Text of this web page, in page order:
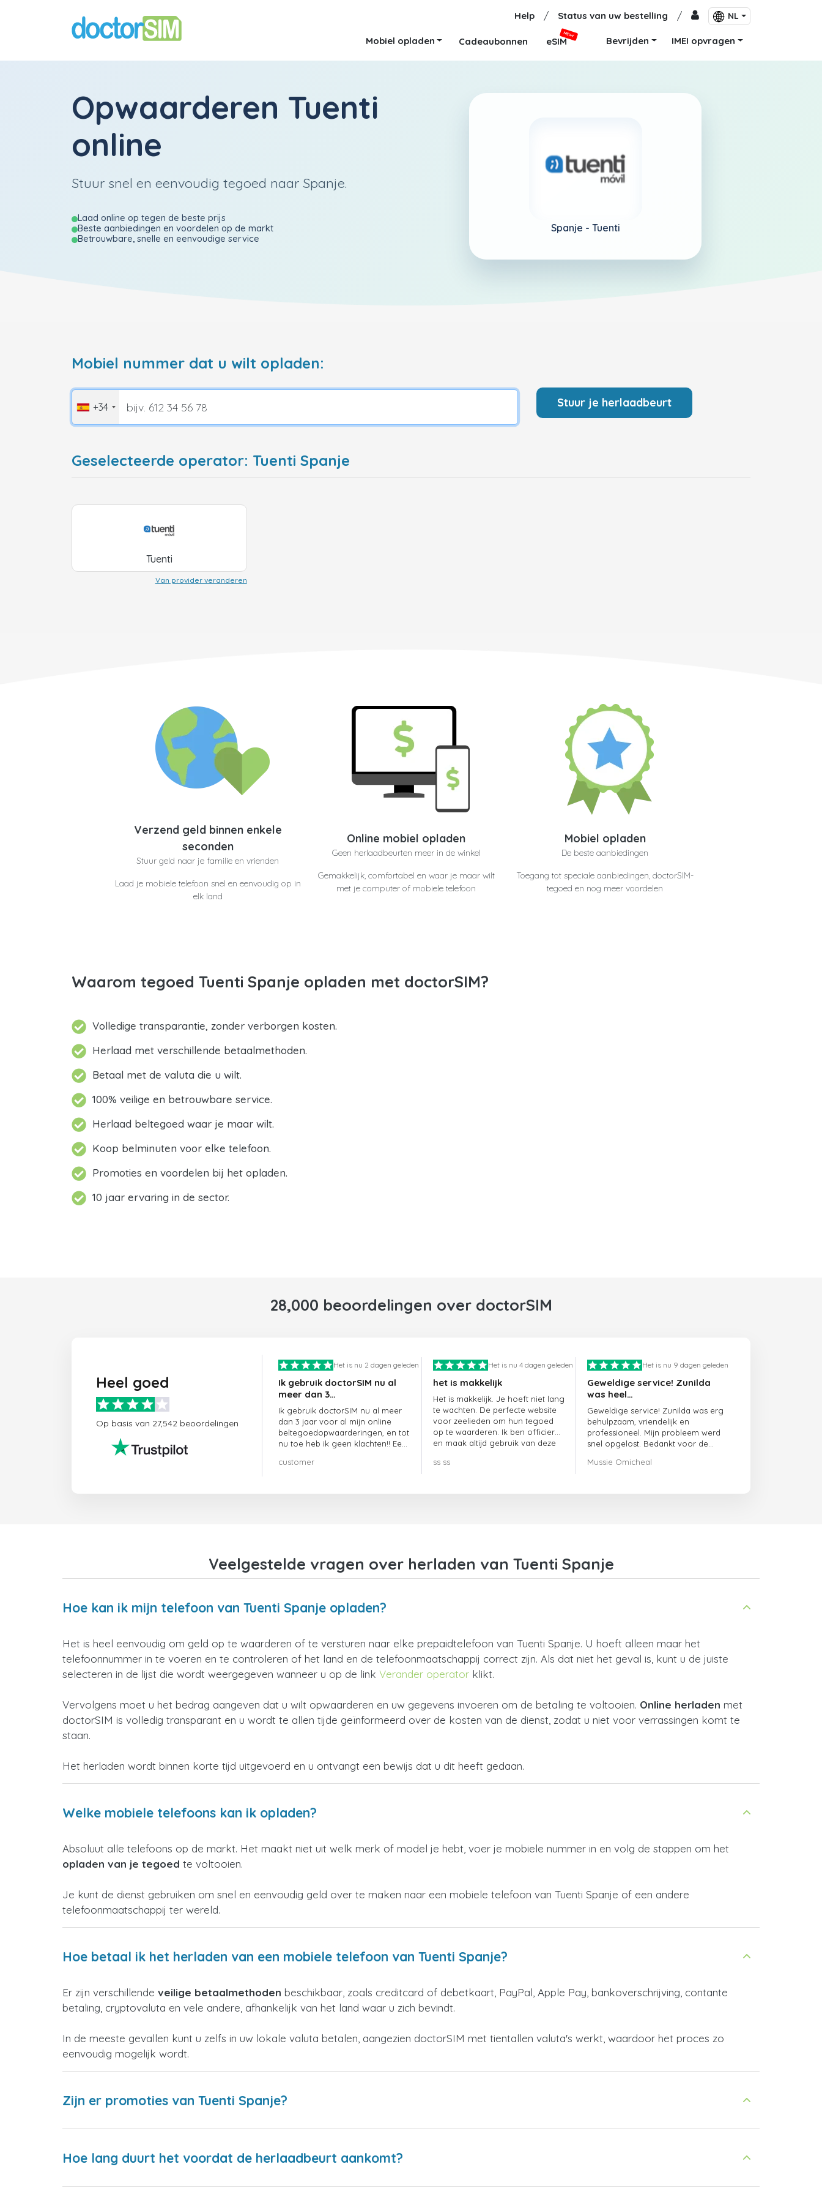
Help / Status van uw bestelling / NL
Mobiel opladen Cadeaubonnen eSIM
NIEUW
Bevrijden IMEI opvragen
Opwaarderen Tuenti
online
Stuur snel en eenvoudig tegoed naar Spanje.
Laad online op tegen de beste prijs
Beste aanbiedingen en voordelen op de markt
Betrouwbare, snelle en eenvoudige service
Spanje - Tuenti
Mobiel nummer dat u wilt opladen:
+34 Stuur je herlaadbeurt
Geselecteerde operator: Tuenti Spanje
Tuenti
Van provider veranderen
Verzend geld binnen enkele
seconden
Stuur geld naar je familie en vrienden
Laad je mobiele telefoon snel en eenvoudig op in
elk land
Online mobiel opladen
Geen herlaadbeurten meer in de winkel
Gemakkelijk, comfortabel en waar je maar wilt
met je computer of mobiele telefoon
Mobiel opladen
De beste aanbiedingen
Toegang tot speciale aanbiedingen, doctorSIM-
tegoed en nog meer voordelen
Waarom tegoed Tuenti Spanje opladen met doctorSIM?
Volledige transparantie, zonder verborgen kosten.
Herlaad met verschillende betaalmethoden.
Betaal met de valuta die u wilt.
100% veilige en betrouwbare service.
Herlaad beltegoed waar je maar wilt.
Koop belminuten voor elke telefoon.
Promoties en voordelen bij het opladen.
10 jaar ervaring in de sector.
28,000 beoordelingen over doctorSIM
Heel goed
Op basis van 27,542 beoordelingen
Het is nu 2 dagen geleden
Ik gebruik doctorSIM nu al
meer dan 3…
Ik gebruik doctorSIM nu al meer
dan 3 jaar voor al mijn online
beltegoedopwaarderingen, en tot
nu toe heb ik geen klachten!! Een
customer
Het is nu 4 dagen geleden
het is makkelijk
Het is makkelijk. Je hoeft niet lang
te wachten. De perfecte website
voor zeelieden om hun tegoed
op te waarderen. Ik ben officier
en maak altijd gebruik van deze
ss ss
Het is nu 9 dagen geleden
Geweldige service! Zunilda
was heel…
Geweldige service! Zunilda was erg
behulpzaam, vriendelijk en
professioneel. Mijn probleem werd
snel opgelost. Bedankt voor de
Mussie Omicheal
Veelgestelde vragen over herladen van Tuenti Spanje
Hoe kan ik mijn telefoon van Tuenti Spanje opladen?
Het is heel eenvoudig om geld op te waarderen of te versturen naar elke prepaidtelefoon van Tuenti Spanje. U hoeft alleen maar het
telefoonnummer in te voeren en te controleren of het land en de telefoonmaatschappij correct zijn. Als dat niet het geval is, kunt u de juiste
selecteren in de lijst die wordt weergegeven wanneer u op de link Verander operator klikt.
Vervolgens moet u het bedrag aangeven dat u wilt opwaarderen en uw gegevens invoeren om de betaling te voltooien. Online herladen met
doctorSIM is volledig transparant en u wordt te allen tijde geïnformeerd over de kosten van de dienst, zodat u niet voor verrassingen komt te
staan.
Het herladen wordt binnen korte tijd uitgevoerd en u ontvangt een bewijs dat u dit heeft gedaan.
Welke mobiele telefoons kan ik opladen?
Absoluut alle telefoons op de markt. Het maakt niet uit welk merk of model je hebt, voer je mobiele nummer in en volg de stappen om het
opladen van je tegoed te voltooien.
Je kunt de dienst gebruiken om snel en eenvoudig geld over te maken naar een mobiele telefoon van Tuenti Spanje of een andere
telefoonmaatschappij ter wereld.
Hoe betaal ik het herladen van een mobiele telefoon van Tuenti Spanje?
Er zijn verschillende veilige betaalmethoden beschikbaar, zoals creditcard of debetkaart, PayPal, Apple Pay, bankoverschrijving, contante
betaling, cryptovaluta en vele andere, afhankelijk van het land waar u zich bevindt.
In de meeste gevallen kunt u zelfs in uw lokale valuta betalen, aangezien doctorSIM met tientallen valuta's werkt, waardoor het proces zo
eenvoudig mogelijk wordt.
Zijn er promoties van Tuenti Spanje?
Hoe lang duurt het voordat de herlaadbeurt aankomt?